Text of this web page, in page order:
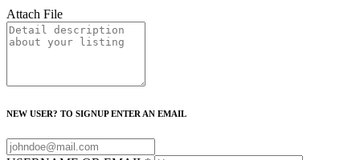
Attach File
NEW USER? TO SIGNUP ENTER AN EMAIL